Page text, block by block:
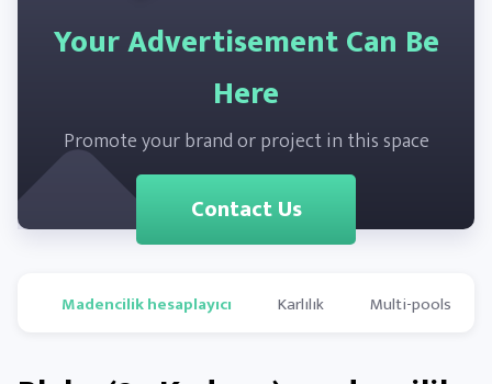
Your Advertisement Can Be
Here
Promote your brand or project in this space
Contact Us
Madencilik hesaplayıcı Karlılık Multi-pools